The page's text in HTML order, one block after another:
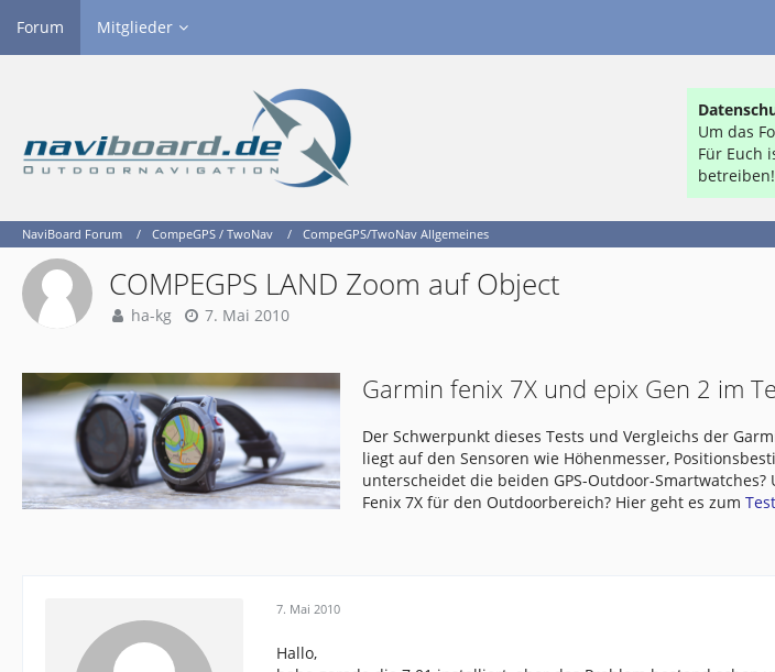
Forum Mitglieder
Um das
Für Euch
NaviBoard Forum CompeGPS / TwoNav CompeGPS/TwoNav Allgemeines
COMPEGPS LAND Zoom auf Object
ha-kg 7. Mai 2010
Garmin fenix 7X und epix Gen 2 im
Der Schwerpunkt dieses Tests und Vergleichs der
liegt auf den Sensoren wie Höhenmesser,
unterscheidet die beiden GPS-Outdoor-
Fenix 7X für den Outdoorbereich? Hier geht es zum
7. Mai 2010
Hallo,